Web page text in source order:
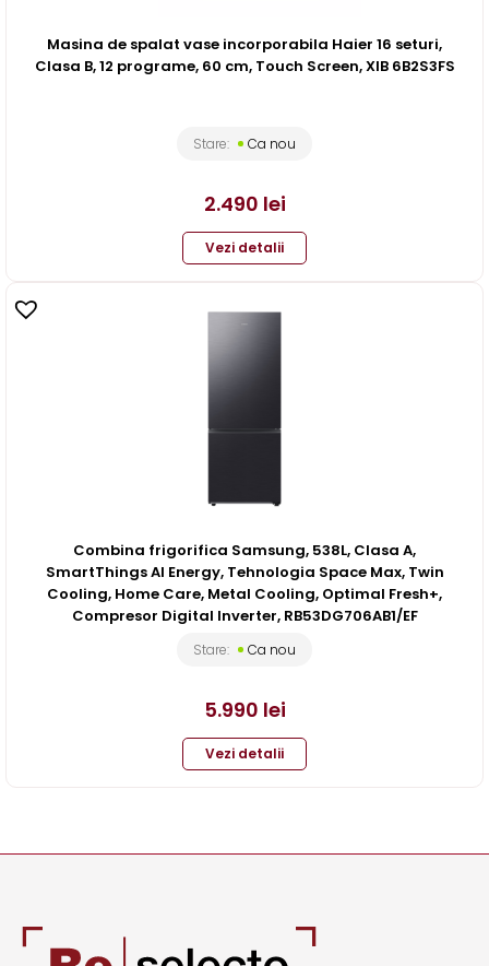
Masina de spalat vase incorporabila Haier 16 seturi,
Clasa B, 12 programe, 60 cm, Touch Screen, XIB 6B2S3FS
Stare: Ca nou
2.490 lei
Vezi detalii
Combina frigorifica Samsung, 538L, Clasa A,
SmartThings AI Energy, Tehnologia Space Max, Twin
Cooling, Home Care, Metal Cooling, Optimal Fresh+,
Compresor Digital Inverter, RB53DG706AB1/EF
Stare: Ca nou
5.990 lei
Vezi detalii